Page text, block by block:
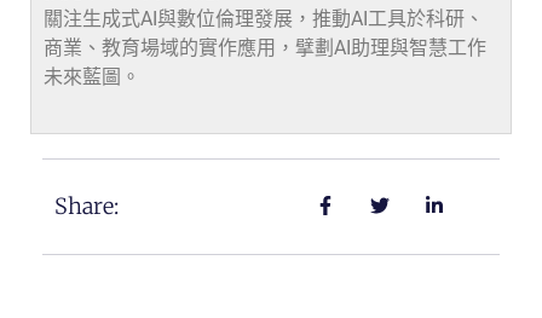
關注生成式AI與數位倫理發展，推動AI工具於科研、
商業、教育場域的實作應用，擘劃AI助理與智慧工作
未來藍圖。
Share: